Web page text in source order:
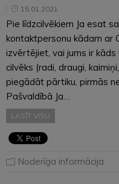
15.01.2021
Pie līdzcilvēkiem Ja esat
kontaktpersonu kādam ar
izvērtējiet, vai jums ir
cilvēks (radi, draugi,
piegādāt pārtiku, pirmās
Pašvaldībā Ja…
LASĪT VISU
Noderīga informācija